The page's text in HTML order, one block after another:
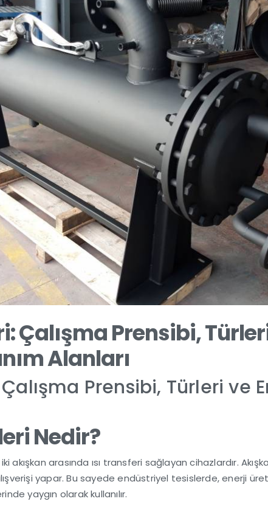
Çalışma Prensibi,
Alanları
Prensibi, Türleri ve
Nedir?
akışkan arasında ısı transferi sağlayan cihazlardır.
alışverişi yapar. Bu sayede endüstriyel tesislerde, enerji
yaygın olarak kullanılır.